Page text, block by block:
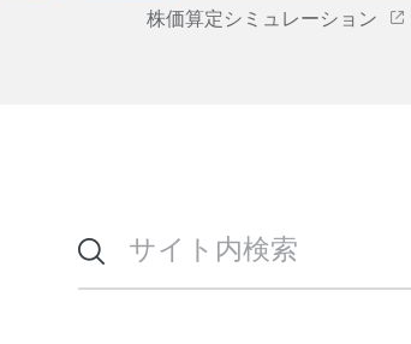
株価算定シミュレーション